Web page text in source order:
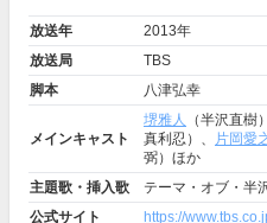
放送年
2013年
放送局
TBS
脚本
八津弘幸
メインキャスト
堺雅人 （半沢直樹
真利忍）、
片岡愛
弼）ほか
主題歌・挿入歌
テーマ・オブ・半
公式サイト
https://